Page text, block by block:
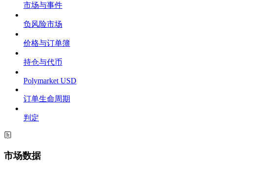
市场与事件
负风险市场
价格与订单簿
持仓与代币
Polymarket USD
订单生命周期
判定
市场数据